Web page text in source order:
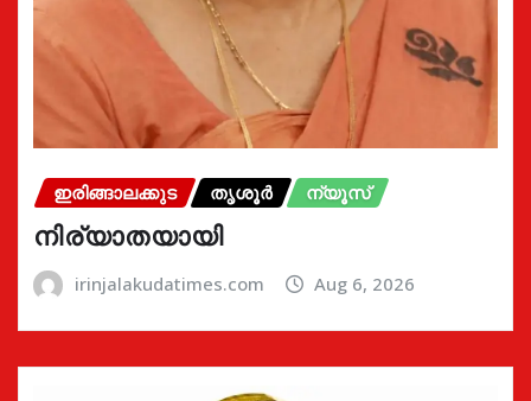
ഇരിങ്ങാലക്കുട തൃശൂർ ന്യൂസ്
നിര്യാതയായി
irinjalakudatimes.com Aug 6, 2026